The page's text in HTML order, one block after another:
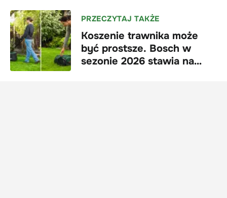
PRZECZYTAJ TAKŻE
Koszenie trawnika może
być prostsze. Bosch w
sezonie 2026 stawia na